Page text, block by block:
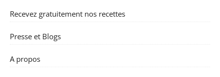
Recevez gratuitement nos recettes
Presse et Blogs
A propos